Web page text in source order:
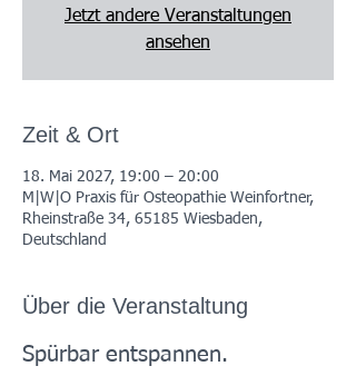
Jetzt andere Veranstaltungen
ansehen
Zeit & Ort
18. Mai 2027, 19:00 – 20:00
M|W|O Praxis für Osteopathie Weinfortner,
Rheinstraße 34, 65185 Wiesbaden,
Deutschland
Über die Veranstaltung
Spürbar entspannen.